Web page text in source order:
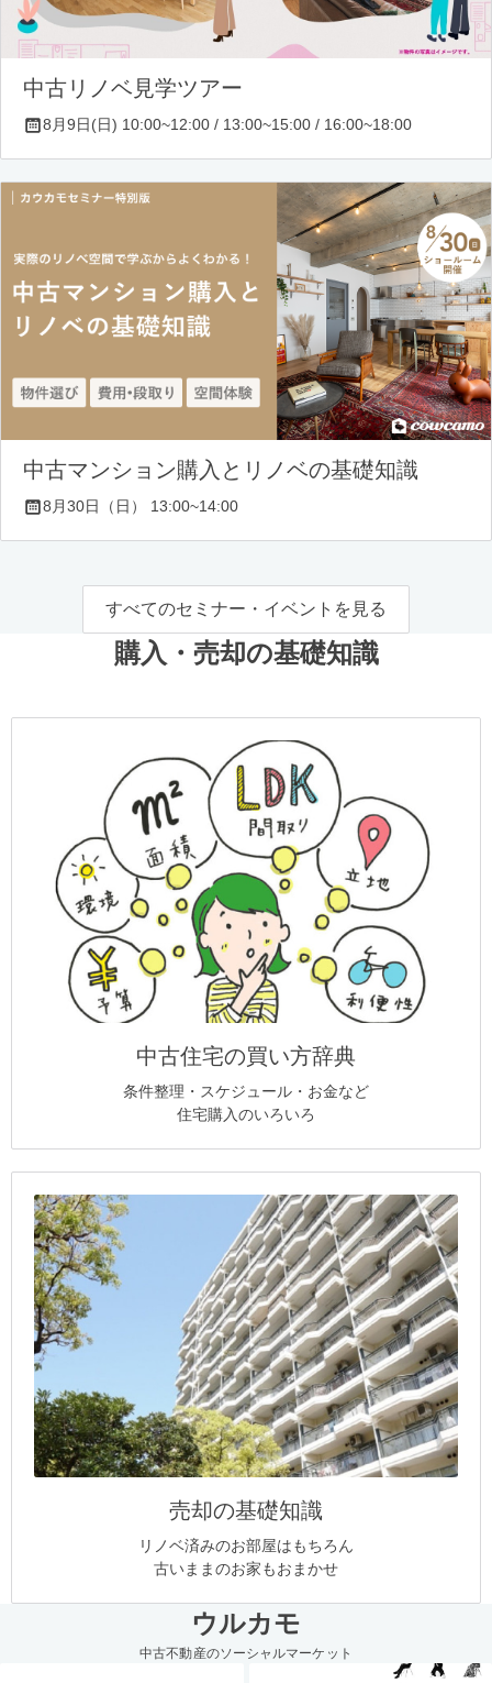
中古リノベ見学ツアー
8月9日(日) 10:00~12:00 / 13:00~15:00 / 16:00~18:00
中古マンション購入とリノベの基礎知識
8月30日（日） 13:00~14:00
すべてのセミナー・イベントを見る
購入・売却の基礎知識
中古住宅の買い方辞典
条件整理・スケジュール・お金など
住宅購入のいろいろ
売却の基礎知識
リノベ済みのお部屋はもちろん
古いままのお家もおまかせ
ウルカモ
中古不動産のソーシャルマーケット